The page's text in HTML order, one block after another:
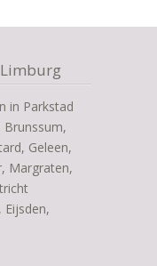
in Parkstad
Brunssum,
Geleen,
Margraten,